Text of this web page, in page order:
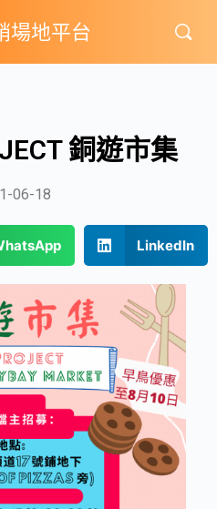
場地平台
銅遊市集
06-18
LinkedIn